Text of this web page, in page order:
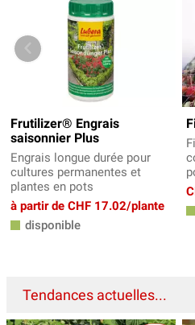
Frutilizer® Engrais
saisonnier Plus
Engrais longue durée pour
cultures permanentes et
plantes en pots
à partir de CHF 17.02/plante
disponible
Tendances actuelles...